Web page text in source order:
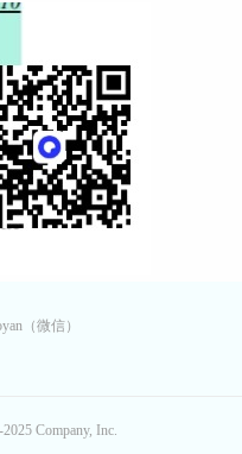
（微信）
Company, Inc.